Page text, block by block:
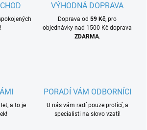
VÝHODNÁ DOPRAVA
Doprava od 59 Kč, pro
objednávky nad 1500 Kč doprava
ZDARMA.
a to je
PORADÍ VÁM ODBORNÍCI
U nás vám radí pouze profící, a
specialisti na slovo vzatí!